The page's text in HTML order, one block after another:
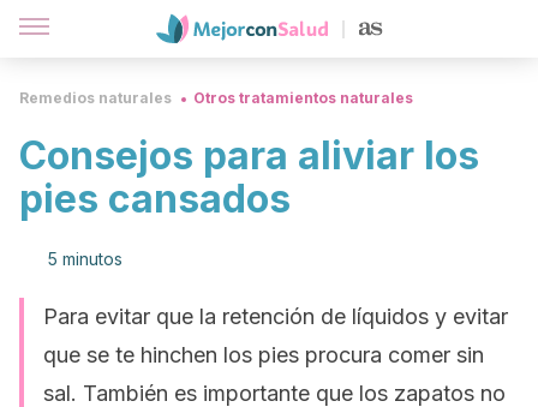
Remedios naturales Otros tratamientos naturales
Consejos para aliviar los
pies cansados
5 minutos
Para evitar que la retención de líquidos y evitar
que se te hinchen los pies procura comer sin
sal. También es importante que los zapatos no